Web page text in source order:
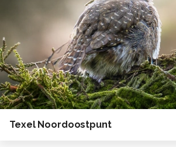
Texel Noordoostpunt